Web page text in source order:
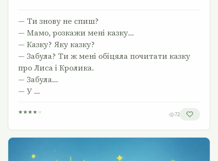
— Ти знову не спиш?
— Мамо, розкажи мені казку…
— Казку? Яку казку?
— Забула? Ти ж мені обіцяла почитати казку
про Лиса і Кролика.
— Забула…
— У …
★★★★ ★ 72